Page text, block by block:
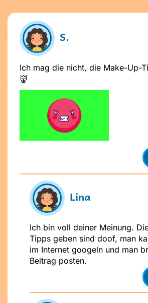
Name nicht
Name und Avatar
vor dem
Ist mein Text freundlich
respektvoll?
Ist mein Beitrag für alle
Möchte ich, dass andere
mich wissen?
S.
Ich mag die nicht, die Make-Up-
👹
Lina
Ich bin voll deiner Meinung.
Tipps geben sind doof, man
im Internet googeln und man
Beitrag posten.